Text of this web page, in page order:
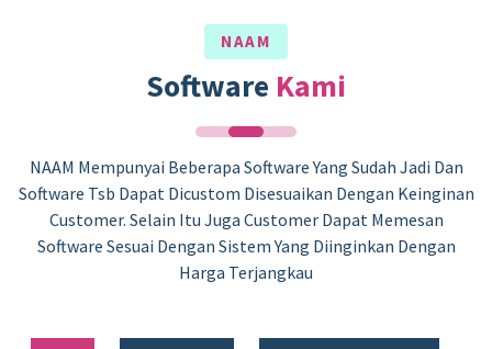
NAAM
Software Kami
NAAM Mempunyai Beberapa Software Yang Sudah Jadi Dan
Software Tsb Dapat Dicustom Disesuaikan Dengan Keinginan
Customer. Selain Itu Juga Customer Dapat Memesan
Software Sesuai Dengan Sistem Yang Diinginkan Dengan
Harga Terjangkau